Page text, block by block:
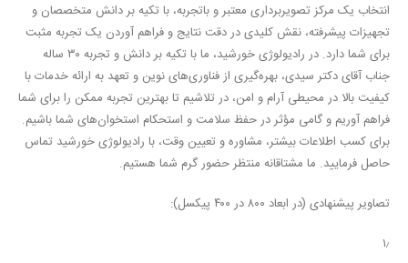
انتخاب یک مرکز تصویربرداری معتبر و باتجربه، با تکیه بر دانش متخصصان و
تجهیزات پیشرفته، نقش کلیدی در دقت نتایج و فراهم آوردن یک تجربه مثبت
برای شما دارد. در رادیولوژی خورشید، ما با تکیه بر
دانش و تجربه ۳۰ ساله
جناب آقای دکتر سیدی، بهره‌گیری از فناوری‌های نوین و تعهد به ارائه خدمات با
کیفیت بالا در محیطی آرام و امن، در تلاشیم تا بهترین تجربه ممکن را برای شما
فراهم آوریم و گامی مؤثر در حفظ سلامت و استحکام استخوان‌های شما باشیم.
برای کسب اطلاعات بیشتر، مشاوره و تعیین وقت، با رادیولوژی خورشید تماس
حاصل فرمایید. ما مشتاقانه منتظر حضور گرم شما هستیم.
تصاویر پیشنهادی (در ابعاد ۸۰۰ در ۴۰۰ پیکسل):
۱٫